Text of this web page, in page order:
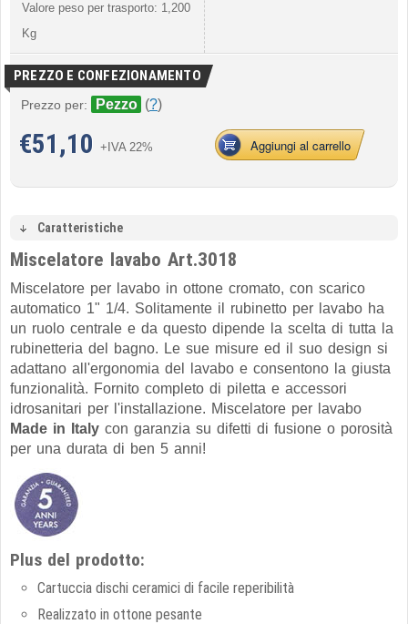
Valore peso per trasporto: 1,200
Kg
PREZZO E CONFEZIONAMENTO
Prezzo per: Pezzo (?)
€51,10 +IVA 22% Aggiungi al carrello
Caratteristiche
Miscelatore lavabo Art.3018
Miscelatore per lavabo in ottone cromato, con scarico
automatico 1" 1/4. Solitamente il rubinetto per lavabo ha
un ruolo centrale e da questo dipende la scelta di tutta la
rubinetteria del bagno. Le sue misure ed il suo design si
adattano all'ergonomia del lavabo e consentono la giusta
funzionalità. Fornito completo di piletta e accessori
idrosanitari per l'installazione. Miscelatore per lavabo
Made in Italy con garanzia su difetti di fusione o porosità
per una durata di ben 5 anni!
Plus del prodotto:
Cartuccia dischi ceramici di facile reperibilità
Realizzato in ottone pesante